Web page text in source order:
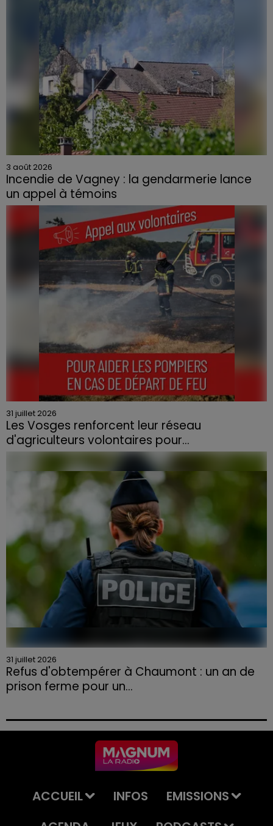
3 août 2026
Incendie de Vagney : la gendarmerie lance
un appel à témoins
Le feu, parti d'une haie avant de se propager au
quartier résidentiel, avait détruit deux habitations et
contraint à l'évacuation d'une centaine de personnes.
31 juillet 2026
Les Vosges renforcent leur réseau
d'agriculteurs volontaires pour...
Face à la sécheresse et aux risques de départs de feu,
la Chambre d'agriculture des Vosges a lancé un appel
aux agriculteurs volontaires pour venir en aide...
31 juillet 2026
Refus d'obtempérer à Chaumont : un an de
prison ferme pour un...
permis et la confiscation de son véhicule.
ACCUEIL INFOS
EMISSIONS